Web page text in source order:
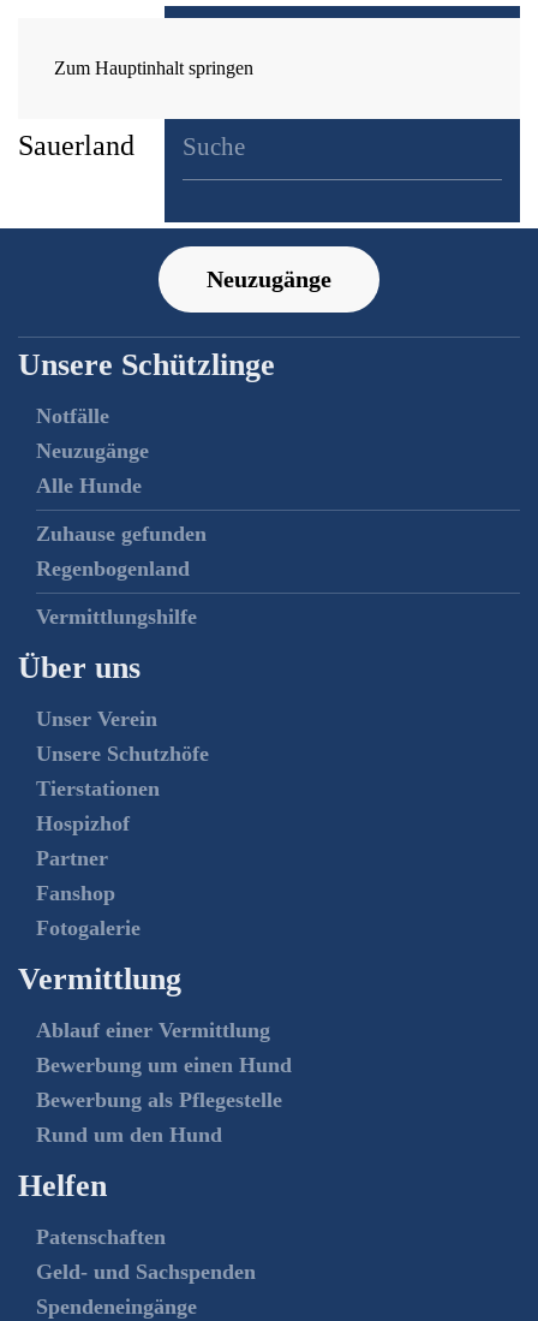
Zum Hauptinhalt springen
Neuzugänge
Unsere Schützlinge
Notfälle
Neuzugänge
Alle Hunde
Zuhause gefunden
Regenbogenland
Vermittlungshilfe
Über uns
Unser Verein
Unsere Schutzhöfe
Tierstationen
Hospizhof
Partner
Fanshop
Fotogalerie
Vermittlung
Ablauf einer Vermittlung
Bewerbung um einen Hund
Bewerbung als Pflegestelle
Rund um den Hund
Helfen
Patenschaften
Geld- und Sachspenden
Spendeneingänge